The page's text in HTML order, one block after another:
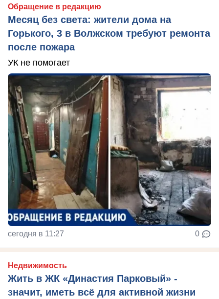
Обращение в редакцию
Месяц без света: жители дома на
Горького, 3 в Волжском требуют ремонта
после пожара
УК не помогает
сегодня в 11:27 0
Недвижимость
Жить в ЖК «Династия Парковый» -
значит, иметь всё для активной жизни